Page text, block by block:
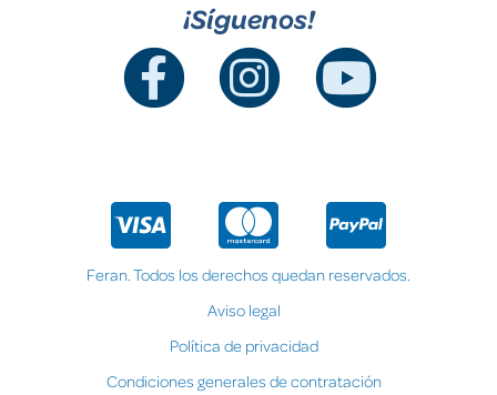
¡Síguenos!
Feran. Todos los derechos quedan reservados.
Aviso legal
Política de privacidad
Condiciones generales de contratación